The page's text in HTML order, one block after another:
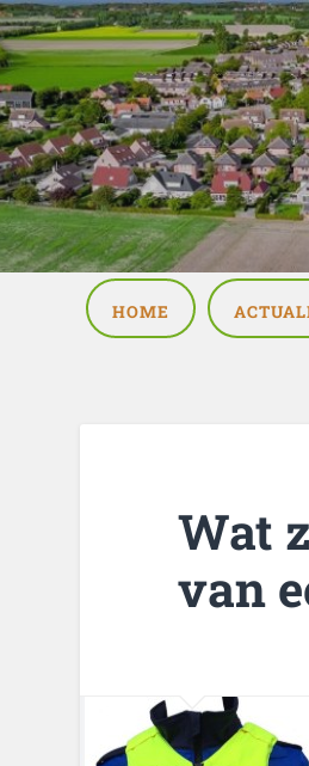
HOME
Wat
van